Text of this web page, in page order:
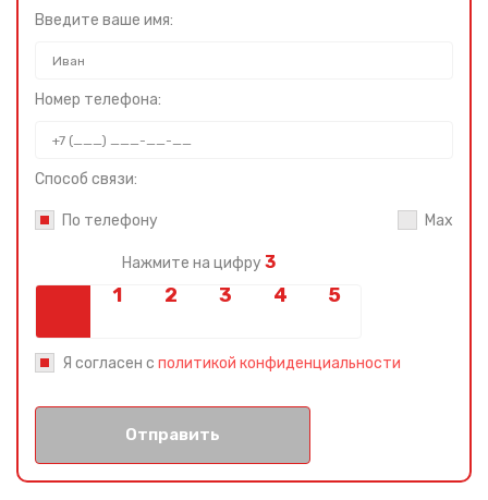
Введите ваше имя:
Номер телефона:
Способ связи:
По телефону Max
Нажмите на цифру 3
Я согласен с политикой конфиденциальности
Отправить